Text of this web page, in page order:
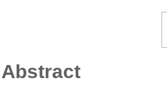
Abstract